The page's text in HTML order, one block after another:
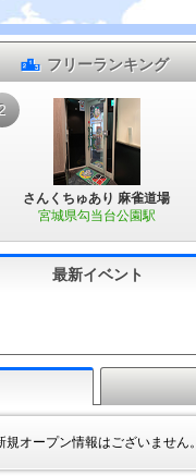
フリーランキング
さんくちゅあり 麻雀道場
宮城県勾当台公園駅
最新イベント
規オープン情報はございません。